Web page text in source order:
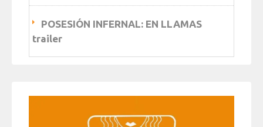
POSESIÓN INFERNAL: EN LLAMAS
trailer